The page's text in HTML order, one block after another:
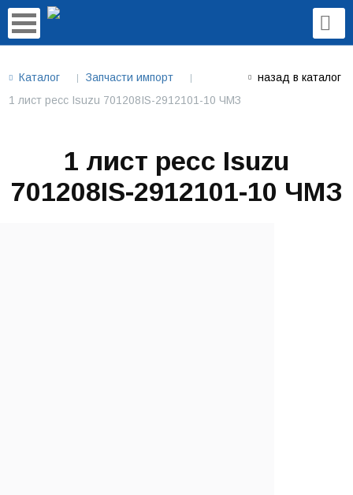
Каталог
Запчасти импорт
1 лист ресс Isuzu 701208IS-2912101-10 ЧМЗ
назад в каталог
1 лист ресс Isuzu
701208IS-2912101-10 ЧМЗ